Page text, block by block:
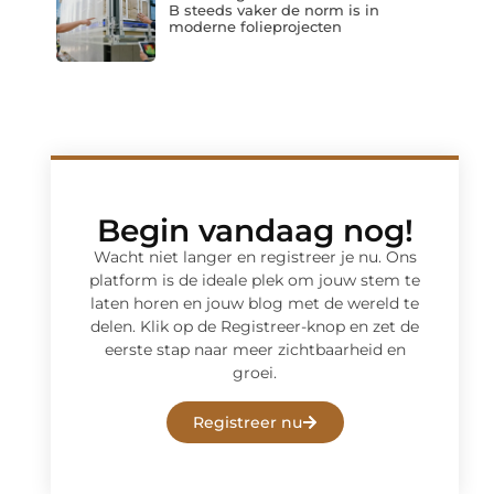
B steeds vaker de norm is in
moderne folieprojecten
Begin vandaag nog!
Wacht niet langer en registreer je nu. Ons
platform is de ideale plek om jouw stem te
laten horen en jouw blog met de wereld te
delen. Klik op de Registreer-knop en zet de
eerste stap naar meer zichtbaarheid en
groei.
Registreer nu